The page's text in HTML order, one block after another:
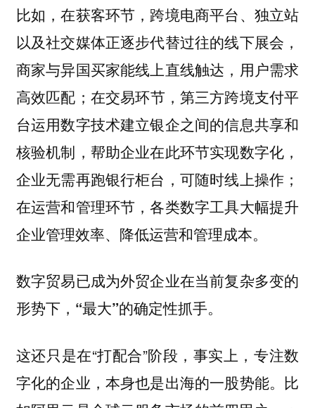
比如，在获客环节，跨境电商平台、独立站
以及社交媒体正逐步代替过往的线下展会，
商家与异国买家能线上直线触达，用户需求
高效匹配；在交易环节，第三方跨境支付平
台运用数字技术建立银企之间的信息共享和
核验机制，帮助企业在此环节实现数字化，
企业无需再跑银行柜台，可随时线上操作；
在运营和管理环节，各类数字工具大幅提升
企业管理效率、降低运营和管理成本。
数字贸易已成为外贸企业在当前复杂多变的
形势下，“最大”的确定性抓手。
这还只是在“打配合”阶段，事实上，专注数
字化的企业，本身也是出海的一股势能。比